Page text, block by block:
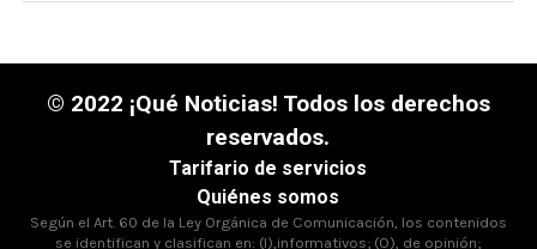
© 2022 ¡Qué Noticias! Todos los derechos
reservados.
Tarifario de servicios
Quiénes somos
Según el Art. 60 de la Ley Orgánica de Comunicación, los contenidos
se identifican y clasifican en: (I),informativos; (O), de opinión;